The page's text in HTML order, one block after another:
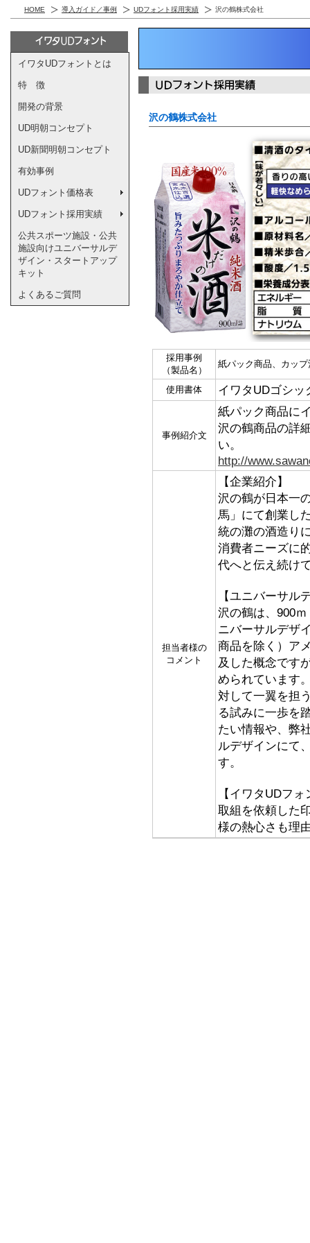
HOME 導入ガイド／事例 UDフォント採用実績 沢の鶴株式会社
イワタUDフォントとは
特 徴
開発の背景
UD明朝コンセプト
UD新聞明朝コンセプト
有効事例
UDフォント価格表
UDフォント採用実績
公共スポーツ施設・公共
施設向けユニバーサルデ
ザイン・スタートアップ
キット
よくあるご質問
沢の鶴株式会社
採用事例
（製品名）
紙パック商品、カッ
使用書体 イワタUDゴシッ
事例紹介文
紙パック商品に
沢の鶴商品の詳
い。
http://
担当者様の
コメント
【企業紹介】
沢の鶴が日本一
馬」にて創業し
統の灘の酒造り
消費者ニーズに
代へと伝え続け
【ユニバーサル
沢の鶴は、900
ニバーサルデザ
商品を除く）ア
及した概念です
められています
対して一翼を担
る試みに一歩を
たい情報や、弊
ルデザインにて
す。
【イワタUDフ
取組を依頼した
様の熱心さも理